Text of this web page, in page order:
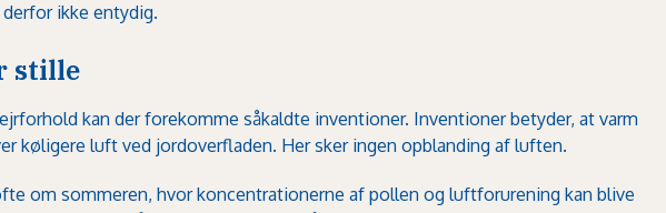
ikke entydig.
stille
kan der forekomme såkaldte inventioner. Inventioner betyder, at varm
køligere luft ved jordoverfladen. Her sker ingen opblanding af luften.
om sommeren, hvor koncentrationerne af pollen og luftforurening kan blive